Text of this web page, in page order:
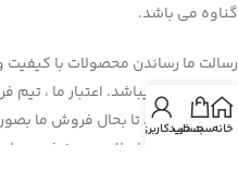
گناوه می باشد.
رسالت ما رساندن محصولات با کیفیت
میهنان عزیز میباشد. اعتبار ما ،
عزیز می باشید. تا بحال فروش ما
خانهسبد خرید
حساب کاربری من